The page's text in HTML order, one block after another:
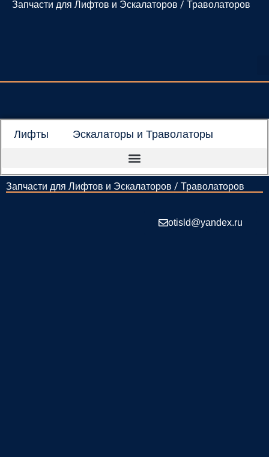
Перейти
Запчасти для Лифтов и Эскалаторов / Траволаторов
Лифты Эскалаторы и Траволаторы
Запчасти для Лифтов и Эскалаторов / Траволаторов
otisld@yandex.ru